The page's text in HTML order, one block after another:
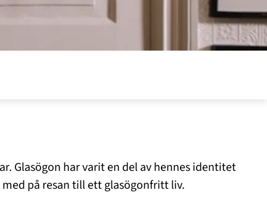
Glasögon har varit en del av hennes identitet
på resan till ett glasögonfritt liv.